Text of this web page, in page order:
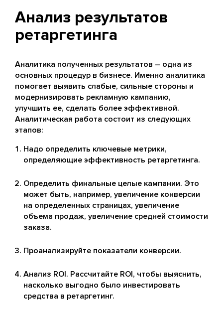
Анализ результатов
ретаргетинга
Аналитика полученных результатов – одна из
основных процедур в бизнесе. Именно аналитика
помогает выявить слабые, сильные стороны и
модернизировать рекламную кампанию,
улучшить ее, сделать более эффективной.
Аналитическая работа состоит из следующих
этапов:
Надо определить ключевые метрики,
определяющие эффективность ретаргетинга.
Определить финальные целые кампании. Это
может быть, например, увеличение конверсии
на определенных страницах, увеличение
объема продаж, увеличение средней стоимости
заказа.
Проанализируйте показатели конверсии.
Анализ ROI. Рассчитайте ROI, чтобы выяснить,
насколько выгодно было инвестировать
средства в ретаргетинг.